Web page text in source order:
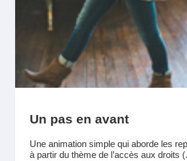
Un pas en avant
Une animation simple qui aborde les
à partir du thème de l’accès aux droits